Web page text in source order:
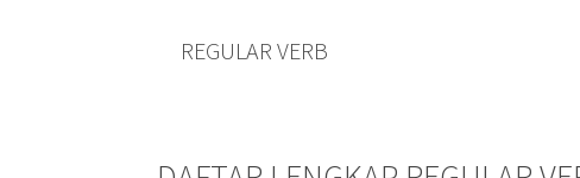
REGULAR VERB